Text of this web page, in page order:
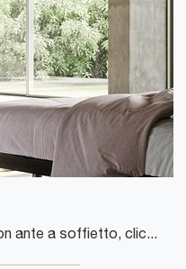
Se vuoi armadiature a muro con ante a soffietto, clicca e scopri l'armadio Comp N24 di Mobilgam in legno.